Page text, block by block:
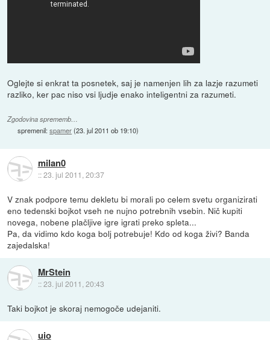
Oglejte si enkrat ta posnetek, saj je namenjen lih za lazje razumeti
razliko, ker pac niso vsi ljudje enako inteligentni za razumeti.
Zgodovina sprememb…
spremenil:spamer(23. jul 2011 ob 19:10)
milan0
::23. jul 2011, 20:37
V znak podpore temu dekletu bi morali po celem svetu organizirati
eno tedenski bojkot vseh ne nujno potrebnih vsebin. Nič kupiti
novega, nobene plačljive igre igrati preko spleta...
Pa, da vidimo kdo koga bolj potrebuje! Kdo od koga živi? Banda
zajedalska!
MrStein
::23. jul 2011, 20:43
Taki bojkot je skoraj nemogoče udejaniti.
uio